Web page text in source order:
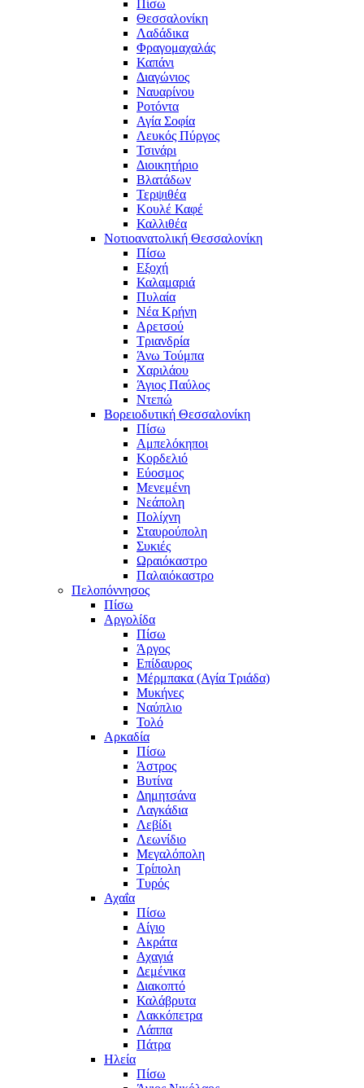
Πίσω
Θεσσαλονίκη
Λαδάδικα
Φραγομαχαλάς
Καπάνι
Διαγώνιος
Ναυαρίνου
Ροτόντα
Αγία Σοφία
Λευκός Πύργος
Τσινάρι
Διοικητήριο
Βλατάδων
Τερψιθέα
Κουλέ Καφέ
Καλλιθέα
Νοτιοανατολική Θεσσαλονίκη
Πίσω
Εξοχή
Καλαμαριά
Πυλαία
Νέα Κρήνη
Αρετσού
Τριανδρία
Άνω Τούμπα
Χαριλάου
Άγιος Παύλος
Ντεπώ
Βορειοδυτική Θεσσαλονίκη
Πίσω
Αμπελόκηποι
Κορδελιό
Εύοσμος
Μενεμένη
Νεάπολη
Πολίχνη
Σταυρούπολη
Συκιές
Ωραιόκαστρο
Παλαιόκαστρο
Πελοπόννησος
Πίσω
Αργολίδα
Πίσω
Άργος
Επίδαυρος
Μέρμπακα (Αγία Τριάδα)
Μυκήνες
Ναύπλιο
Τολό
Αρκαδία
Πίσω
Άστρος
Βυτίνα
Δημητσάνα
Λαγκάδια
Λεβίδι
Λεωνίδιο
Μεγαλόπολη
Τρίπολη
Τυρός
Αχαΐα
Πίσω
Αίγιο
Ακράτα
Αχαγιά
Δεμένικα
Διακοπτό
Καλάβρυτα
Λακκόπετρα
Λάππα
Πάτρα
Ηλεία
Πίσω